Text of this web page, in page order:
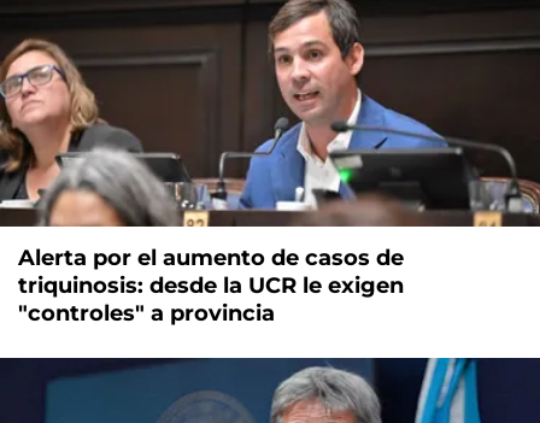
Alerta por el aumento de casos de
triquinosis: desde la UCR le exigen
"controles" a provincia